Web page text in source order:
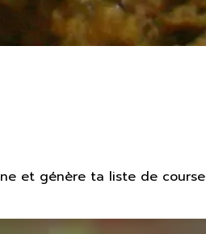
et génère ta liste de